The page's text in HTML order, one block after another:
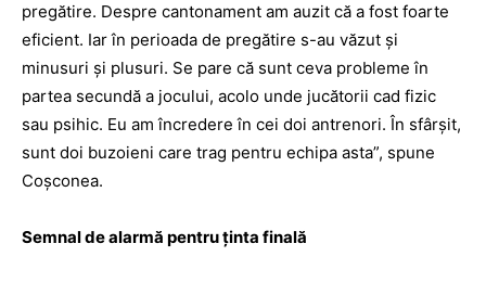
pregătire. Despre cantonament am auzit că a fost foarte
eficient. Iar în perioada de pregătire s-au văzut şi
minusuri şi plusuri. Se pare că sunt ceva probleme în
partea secundă a jocului, acolo unde jucătorii cad fizic
sau psihic. Eu am încredere în cei doi antrenori. În sfârşit,
sunt doi buzoieni care trag pentru echipa asta”, spune
Coşconea.
Semnal de alarmă pentru ţinta finală